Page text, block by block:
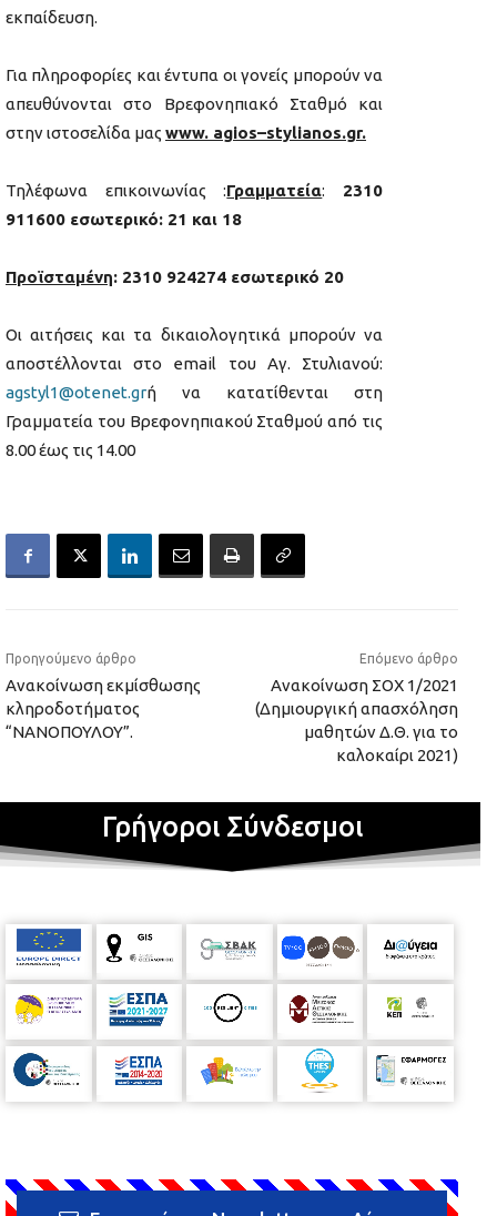
εκπαίδευση.
Για πληροφορίες και έντυπα οι γονείς μπορούν να
απευθύνονται στο Βρεφονηπιακό Σταθμό και
στην ιστοσελίδα μας www. agios–stylianos.gr.
Τηλέφωνα επικοινωνίας :Γραμματεία: 2310
911600 εσωτερικό: 21 και 18
Προϊσταμένη: 2310 924274 εσωτερικό 20
Οι αιτήσεις και τα δικαιολογητικά μπορούν να
αποστέλλονται στο email του Αγ. Στυλιανού:
agstyl1@otenet.grή να κατατίθενται στη
Γραμματεία του Βρεφονηπιακού Σταθμού από τις
8.00 έως τις 14.00
Προηγούμενο άρθρο
Ανακοίνωση εκμίσθωσης
κληροδοτήματος
“ΝΑΝΟΠΟΥΛΟΥ”.
Επόμενο άρθρο
Ανακοίνωση ΣΟΧ 1/2021
(Δημιουργική απασχόληση
μαθητών Δ.Θ. για το
καλοκαίρι 2021)
Γρήγοροι Σύνδεσμοι